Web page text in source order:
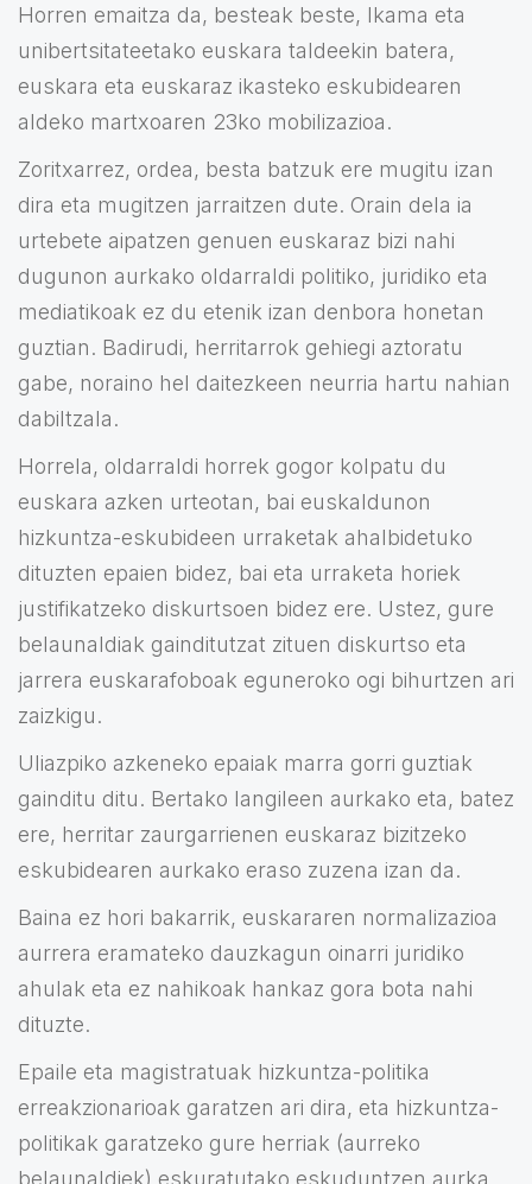
Horren emaitza da, besteak beste, Ikama eta
unibertsitateetako euskara taldeekin batera,
euskara eta euskaraz ikasteko eskubidearen
aldeko martxoaren 23ko mobilizazioa.
Zoritxarrez, ordea, besta batzuk ere mugitu izan
dira eta mugitzen jarraitzen dute. Orain dela ia
urtebete aipatzen genuen euskaraz bizi nahi
dugunon aurkako oldarraldi politiko, juridiko eta
mediatikoak ez du etenik izan denbora honetan
guztian. Badirudi, herritarrok gehiegi aztoratu
gabe, noraino hel daitezkeen neurria hartu nahian
dabiltzala.
Horrela, oldarraldi horrek gogor kolpatu du
euskara azken urteotan, bai euskaldunon
hizkuntza-eskubideen urraketak ahalbidetuko
dituzten epaien bidez, bai eta urraketa horiek
justifikatzeko diskurtsoen bidez ere. Ustez, gure
belaunaldiak gainditutzat zituen diskurtso eta
jarrera euskarafoboak eguneroko ogi bihurtzen ari
zaizkigu.
Uliazpiko azkeneko epaiak marra gorri guztiak
gainditu ditu. Bertako langileen aurkako eta, batez
ere, herritar zaurgarrienen euskaraz bizitzeko
eskubidearen aurkako eraso zuzena izan da.
Baina ez hori bakarrik, euskararen normalizazioa
aurrera eramateko dauzkagun oinarri juridiko
ahulak eta ez nahikoak hankaz gora bota nahi
dituzte.
Epaile eta magistratuak hizkuntza-politika
erreakzionarioak garatzen ari dira, eta hizkuntza-
politikak garatzeko gure herriak (aurreko
belaunaldiek) eskuratutako eskuduntzen aurka